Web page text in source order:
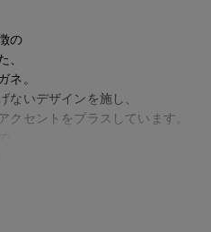
の
、
ネ。
ないデザインを施し、
クセントをプラスしています。